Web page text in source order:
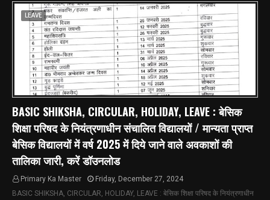
LEAVE
BASIC SHIKSHA, CIRCULAR, HOLIDAY, LEAVE : बेसिक
शिक्षा परिषद के नियंत्रणाधीन संचालित विद्यालयों / मान्यता प्राप्त
बेसिक विद्यालयों में वर्ष 2025 में दिये जाने वाले अवकाशों की
तालिका जारी, करें डॉउनलोड
Primary Ka Master
Friday, December 27, 2024
BASIC SHIKSHA, CIRCULAR, HOLIDAY, LEAVE : बेसिक शिक्षा परिषद के नियंत्रणाधीन